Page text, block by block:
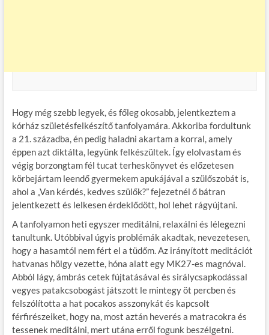
Hogy még szebb legyek, és főleg okosabb, jelentkeztem a
kórház születésfelkészítő tanfolyamára. Akkoriba fordultunk
a 21. századba, én pedig haladni akartam a korral, amely
éppen azt diktálta, legyünk felkészültek. Így elolvastam és
végig borzongtam fél tucat terheskönyvet és előzetesen
körbejártam leendő gyermekem apukájával a szülőszobát is,
ahol a „Van kérdés, kedves szülők?” fejezetnél ő bátran
jelentkezett és lelkesen érdeklődött, hol lehet rágyújtani.
A tanfolyamon heti egyszer meditálni, relaxálni és lélegezni
tanultunk. Utóbbival úgyis problémák akadtak, nevezetesen,
hogy a hasamtól nem fért el a tüdőm. Az irányított meditációt
hatvanas hölgy vezette, hóna alatt egy MK27-es magnóval.
Abból lágy, ámbrás cetek fújtatásával és sirálycsapkodással
vegyes patakcsobogást játszott le mintegy öt percben és
felszólította a hat pocakos asszonykát és kapcsolt
férfirészeiket, hogy na, most aztán heverés a matracokra és
tessenek meditálni, mert utána erről fogunk beszélgetni.